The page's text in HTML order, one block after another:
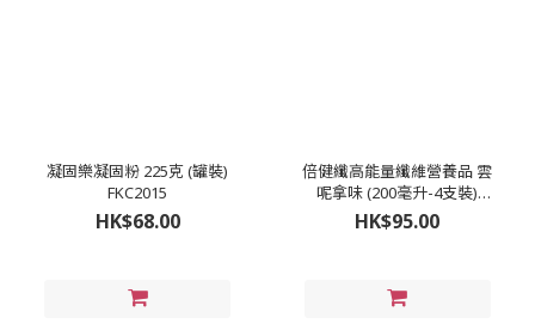
凝固樂凝固粉 225克 (罐裝)
FKC2015
HK$68.00
倍健纖高能量纖維營養品 雲
呢拿味 (200毫升-4支裝)
FKC2014
HK$95.00